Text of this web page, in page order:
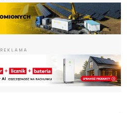
REKLAMA